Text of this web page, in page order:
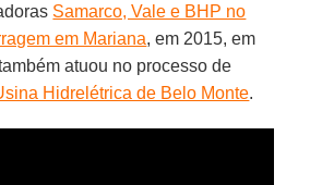
Samarco, Vale e BHP no
em Mariana, em 2015, em
atuou no processo de
Hidrelétrica de Belo Monte.